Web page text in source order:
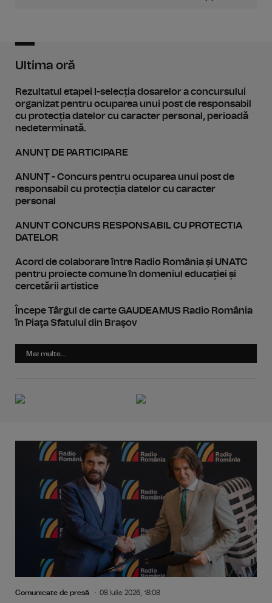
Ultima oră
Rezultatul etapei I-selecția dosarelor a concursului
organizat pentru ocuparea unui post de responsabil
cu protecția datelor cu caracter personal, perioadă
nedeterminată.
ANUNŢ DE PARTICIPARE
ANUNȚ - Concurs pentru ocuparea unui post de
responsabil cu protecția datelor cu caracter
personal
ANUNT CONCURS RESPONSABIL CU PROTECTIA
DATELOR
Acord de colaborare între Radio România și UNATC
pentru proiecte comune în domeniul educației și
cercetării artistice
Începe Târgul de carte GAUDEAMUS Radio România
în Piaţa Sfatului din Braşov
Mai multe...
Comunicate de presă 08 Iulie 2026, 18:08